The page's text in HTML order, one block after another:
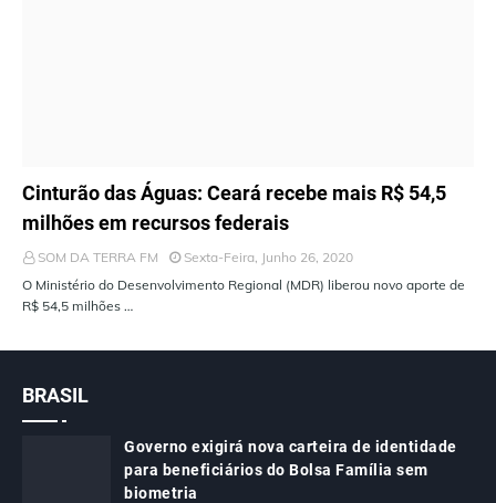
ÚLTIMAS NOTÍCIAS
Cinturão das Águas: Ceará recebe mais R$ 54,5
milhões em recursos federais
SOM DA TERRA FM
Sexta-Feira, Junho 26, 2020
O Ministério do Desenvolvimento Regional (MDR) liberou novo aporte de
R$ 54,5 milhões …
BRASIL
Governo exigirá nova carteira de identidade
para beneficiários do Bolsa Família sem
biometria